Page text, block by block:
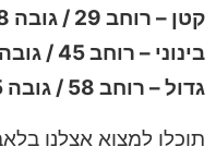
קטן – רוחב 29 / גובה 58ס”מ
בינוני – רוחב 45 / גובה 89ס”מ
גדול – רוחב 58 / גובה 115ס”מ
תוכלו למצוא אצלנו